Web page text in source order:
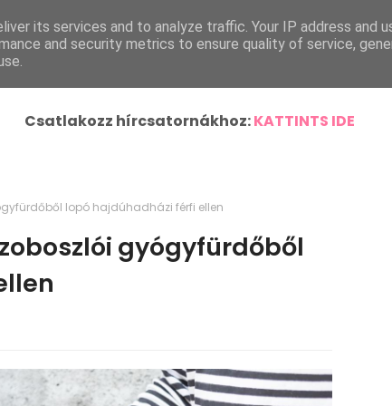
Helyi Hírek Ország-Világ Járásunk
Csatlakozz hírcsatornákhoz:KATTINTS IDE
lopó hajdúhadházi férfi ellen
gyógyfürdőből
its services and to analyze traffic. Your IP address and
and security metrics to ensure quality of service,